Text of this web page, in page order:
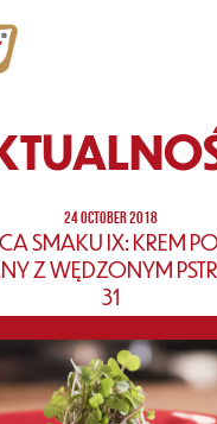
24 OCTOBER 2018
SMAKU IX: KREM
Z WĘDZONYM
31